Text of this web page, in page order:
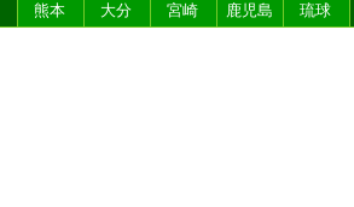
熊本 大分 宮崎 鹿児島 琉球